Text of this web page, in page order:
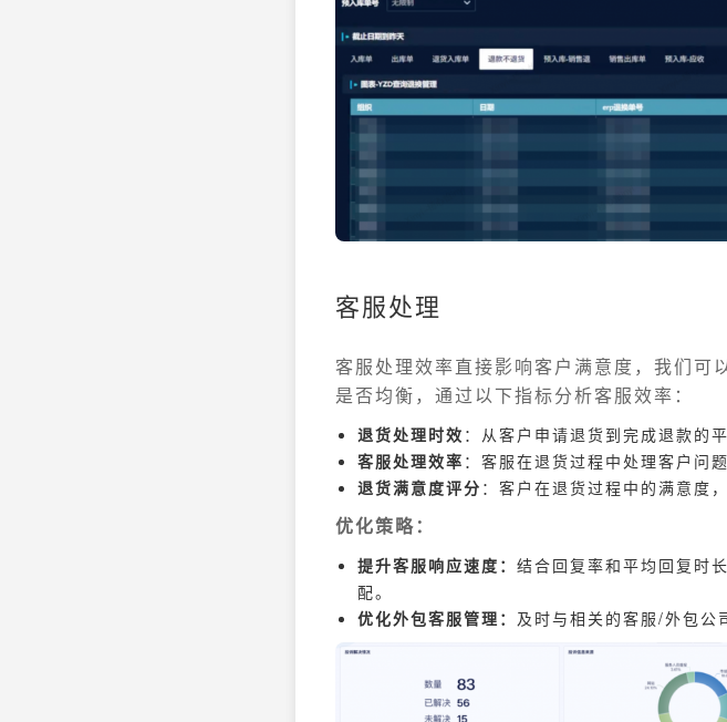
客服处理
客服处理效率直接影响客户满意度，我们可
是否均衡，通过以下指标分析客服效率：
退货处理时效 ：从客户申请退货到完成退款的
客服处理效率 ：客服在退货过程中处理客户问题
退货满意度评分 ：客户在退货过程中的满意度
优化策略：
提升客服响应速度： 结合回复率和平均回复时
配。
优化外包客服管理： 及时与相关的客服/外包公